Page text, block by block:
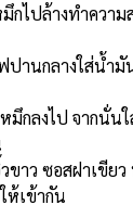
กไปล้างทำควา
ปานกลางใส่น้ำมั
มึกลงไป จากนั่น
ขาว ซอสฝาเขียว
ห้เข้ากัน